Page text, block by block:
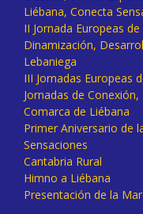
Liébana, Conecta
II Jornada Europeas
Dinamización,
Lebaniega
III Jornadas Europeas
Jornadas de
Comarca de Liébana
Primer Aniversario de
Sensaciones
Cantabria Rural
Himno a Liébana
Presentación de la